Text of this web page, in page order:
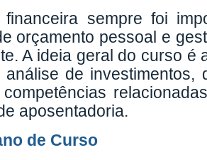
sempre foi
orçamento pessoal e
A ideia geral do curso
análise de
competências
aposentadoria.
de Curso